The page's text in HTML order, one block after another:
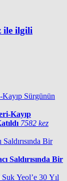
ile ilgili
Kayıp
7582 kez
Saldırısında Bir